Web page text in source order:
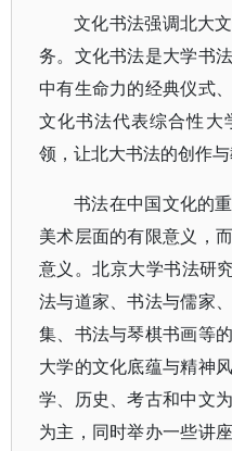
文化书法强调北大
务。文化书法是大学书
中有生命力的经典仪式
文化书法代表综合性大
领，让北大书法的创作
书法在中国文化的
美术层面的有限意义，
意义。北京大学书法研
法与道家、书法与儒家
集、书法与琴棋书画等
大学的文化底蕴与精神
学、历史、考古和中文
为主，同时举办一些讲